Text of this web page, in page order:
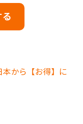
本から【お得】に